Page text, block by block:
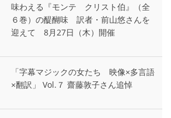
味わえる『モンテ゠クリスト伯』（全
６巻）の醍醐味 訳者・前山悠さんを
迎えて 8月27日（木）開催
「字幕マジックの女たち 映像×多言語
×翻訳」 Vol.７ 齋藤敦子さん追悼